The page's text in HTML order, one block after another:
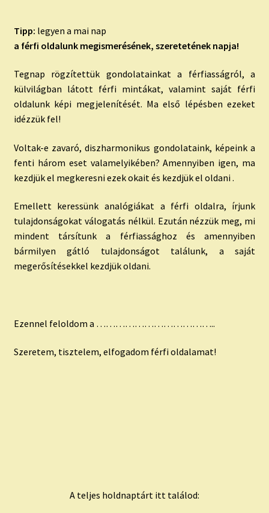
Tipp: legyen a mai nap
a férfi oldalunk megismerésének, szeretetének napja!
Tegnap rögzítettük gondolatainkat a férfiasságról, a
külvilágban látott férfi mintákat, valamint saját férfi
oldalunk képi megjelenítését. Ma első lépésben ezeket
idézzük fel!
Voltak-e zavaró, diszharmonikus gondolataink, képeink a
fenti három eset valamelyikében? Amennyiben igen, ma
kezdjük el megkeresni ezek okait és kezdjük el oldani .
Emellett keressünk analógiákat a férfi oldalra, írjunk
tulajdonságokat válogatás nélkül. Ezután nézzük meg, mi
mindent társítunk a férfiassághoz és amennyiben
bármilyen gátló tulajdonságot találunk, a saját
megerősítésekkel kezdjük oldani.
Ezennel feloldom a ………………………………..
Szeretem, tisztelem, elfogadom férfi oldalamat!
A teljes holdnaptárt itt találod: